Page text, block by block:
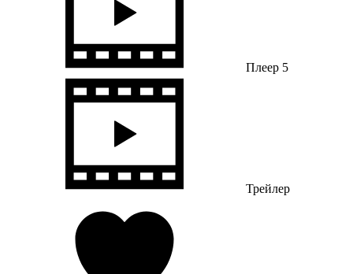
Плеер 5
Трейлер